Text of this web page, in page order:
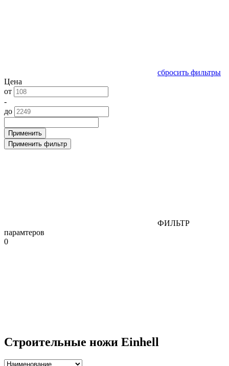
сбросить фильтры
Цена
от
-
до
Применить фильтр
ФИЛЬТР
парамтеров
0
Строительные ножи Einhell